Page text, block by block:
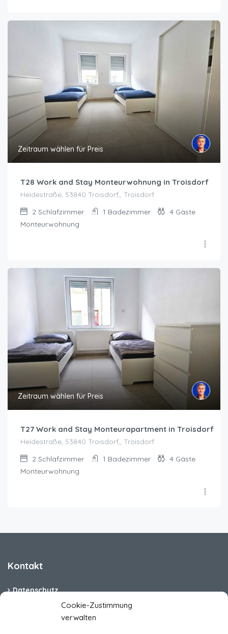
Cookie-Zustimmung
verwalten
Zeitraum wählen für Preis
T28 Work and Stay Monteurwohnung in Troisdorf
Heidestraße, 53840 Troisdorf,, Troisdorf
2 Schlafzimmer 1 Badezimmer 4 Gäste
Monteurwohnung
Zeitraum wählen für Preis
T27 Work and Stay Monteurapartment in Troisdorf
Heidestraße, 53840 Troisdorf,, Troisdorf
2 Schlafzimmer 1 Badezimmer 4 Gäste
Monteurwohnung
Kontakt
Datenschutz
Cookie-Richtlinie (EU)